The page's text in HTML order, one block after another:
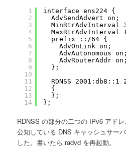
1
2
3
4
5
6
7
8
9
10
11
12
13
14
interface ens224 {
AdvSendAdvert on;
MinRtrAdvInterval
MaxRtrAdvInterval
prefix ::/64 {
AdvOnLink on;
AdvAutonomous on;
AdvRouterAddr on;
};
RDNSS 2001:db8::1
{
};
};
RDNSS の部分の二つの IPv6 アド
公知している DNS キャッシュサー
した。書いたら radvd を再起動。